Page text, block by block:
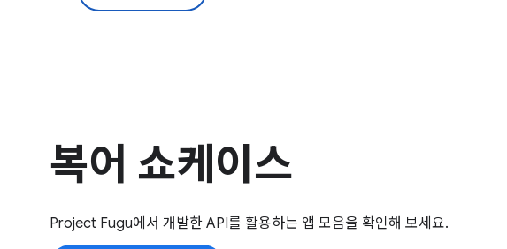
복어 쇼케이스
Project Fugu에서 개발한 API를 활용하는 앱 모음을 확인해 보세요.